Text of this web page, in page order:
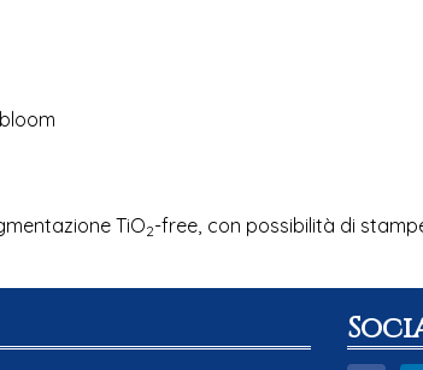
TiO2-free, con possibilità di